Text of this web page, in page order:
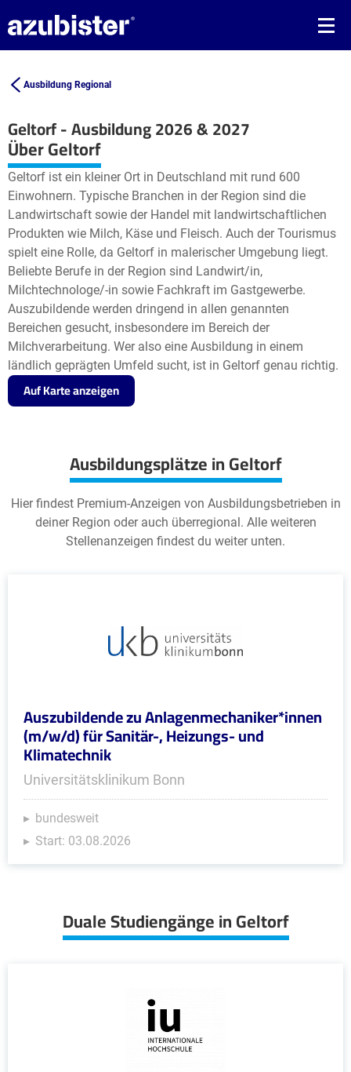
Ausbildung Regional
Geltorf - Ausbildung 2026 & 2027
+
−
Leaflet | ©OpenStreetMap2
Über Geltorf
Geltorf ist ein kleiner Ort in Deutschland mit rund 600
Einwohnern. Typische Branchen in der Region sind die
Landwirtschaft sowie der Handel mit landwirtschaftlichen
Produkten wie Milch, Käse und Fleisch. Auch der Tourismus
spielt eine Rolle, da Geltorf in malerischer Umgebung liegt.
Beliebte Berufe in der Region sind Landwirt/in,
Milchtechnologe/-in sowie Fachkraft im Gastgewerbe.
Auszubildende werden dringend in allen genannten
Bereichen gesucht, insbesondere im Bereich der
Milchverarbeitung. Wer also eine Ausbildung in einem
ländlich geprägten Umfeld sucht, ist in Geltorf genau richtig.
Auf Karte anzeigen
Ausbildungsplätze in Geltorf
Hier findest Premium-Anzeigen von Ausbildungsbetrieben in
deiner Region oder auch überregional. Alle weiteren
Stellenanzeigen findest du weiter unten.
Auszubildende zu Anlagenmechaniker*innen
(m/w/d) für Sanitär-, Heizungs- und
Klimatechnik
Universitätsklinikum Bonn
bundesweit
Start: 03.08.2026
Duale Studiengänge in Geltorf